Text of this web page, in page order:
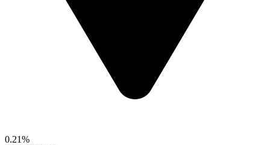
0.21%